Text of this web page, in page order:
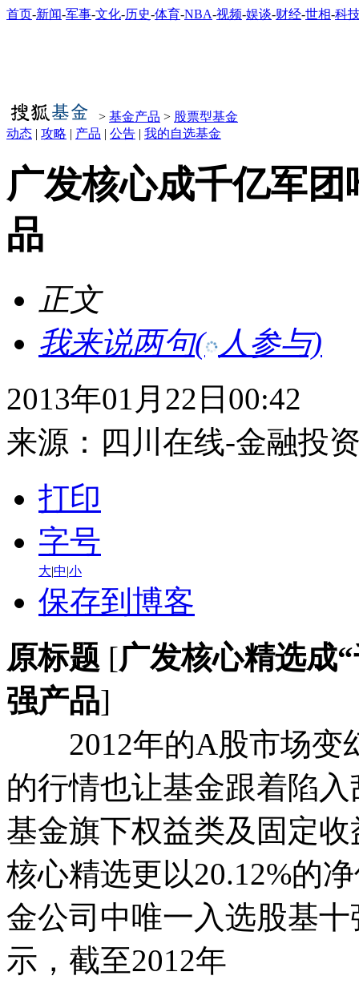
首页-新闻-军事-文化-历史-体育-NBA-视频-娱谈-财经-世相-科
> 基金产品 > 股票型基金
动态 | 攻略 | 产品 | 公告 | 我的自选基金
广发核心成千亿军
品
正文
我来说两句( 人参与)
2013年01月22日00:42
来源： 四川在线-金融投
打印
字号
大|中|小
保存到博客
原标题 [广发核心精选成
强产品]
2012年的A股市场变
的行情也让基金跟着陷
基金旗下权益类及固定
核心精选更以20.12%的
金公司中唯一入选股基
示，截至2012年